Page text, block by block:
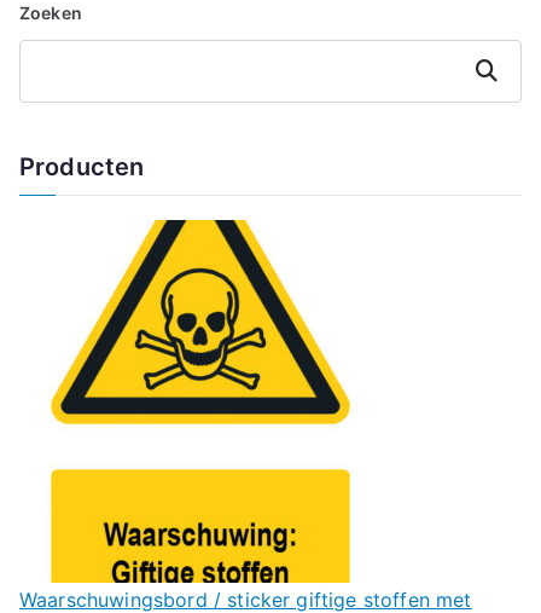
Zoeken
Zoeken
Producten
Waarschuwingsbord / sticker giftige stoffen met